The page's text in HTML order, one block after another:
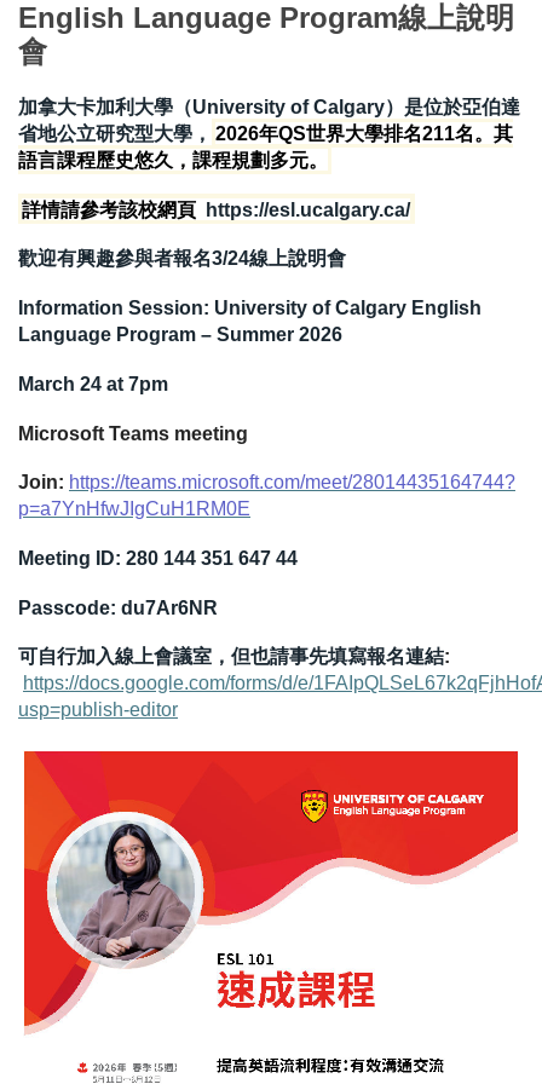
國際鏈結
English Language Program線上說明
會
加拿大卡加利大學（University of Calgary）是位於亞伯達
省地公立研究型大學， 2026年QS世界大學排名211名。其
語言課程歷史悠久，課程規劃多元。
詳情請參考該校網頁 https://esl.ucalgary.ca/
歡迎有興趣參與者報名3/24線上說明會
Information Session: University of Calgary English
Language Program – Summer 2026
March 24 at 7pm
Microsoft Teams meeting
Join: https://teams.microsoft.com/meet/28014435164744?
p=a7YnHfwJIgCuH1RM0E
Meeting ID: 280 144 351 647 44
Passcode: du7Ar6NR
可自行加入線上會議室，但也請事先填寫報名連結:
https://docs.google.com/forms/d/e/
usp=publish-editor